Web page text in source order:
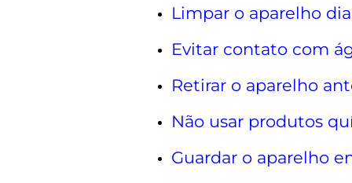
Limpar o aparelho
Evitar contato com
Retirar o aparelho
Não usar produtos
Guardar o aparelho